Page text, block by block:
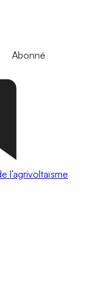
Abonné
l’agrivoltaïsme